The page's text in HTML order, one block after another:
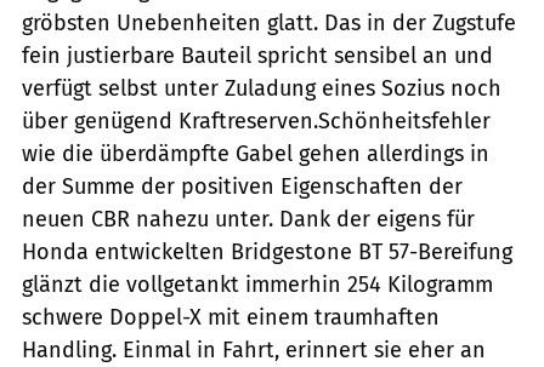
gröbsten Unebenheiten glatt. Das in der Zugstufe
fein justierbare Bauteil spricht sensibel an und
verfügt selbst unter Zuladung eines Sozius noch
über genügend Kraftreserven.Schönheitsfehler
wie die überdämpfte Gabel gehen allerdings in
der Summe der positiven Eigenschaften der
neuen CBR nahezu unter. Dank der eigens für
Honda entwickelten Bridgestone BT 57-Bereifung
glänzt die vollgetankt immerhin 254 Kilogramm
schwere Doppel-X mit einem traumhaften
Handling. Einmal in Fahrt, erinnert sie eher an